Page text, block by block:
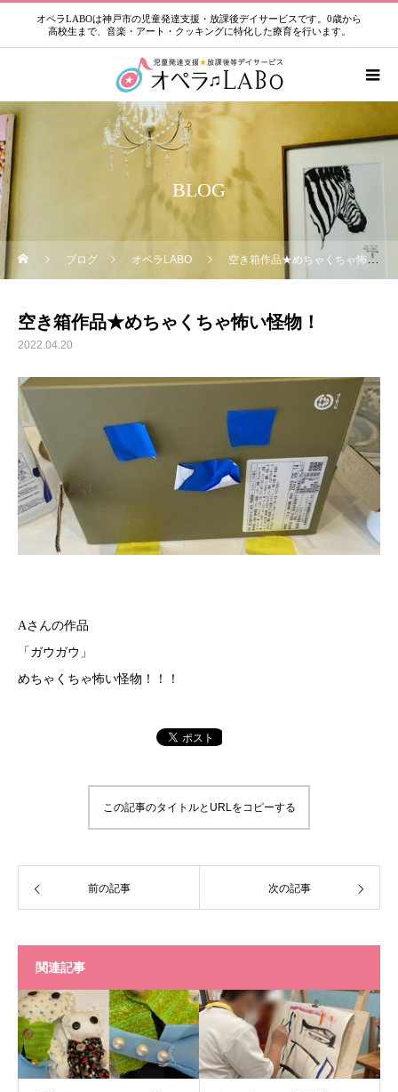
オペラLABOは神戸市の児童発達支援・放課後デイサービスです。0歳から
高校生まで、音楽・アート・クッキングに特化した療育を行います。
BLOG
ブログ オペラLABO 空き箱作品★めちゃくちゃ怖い怪物！
空き箱作品★めちゃくちゃ怖い怪物！
2022.04.20
Aさんの作品
「ガウガウ」
めちゃくちゃ怖い怪物！！！
この記事のタイトルとURLをコピーする
前の記事 次の記事
関連記事